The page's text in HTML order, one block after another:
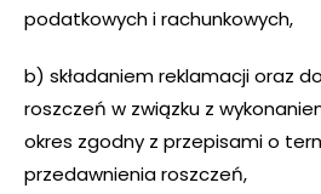
podatkowych i rachunkowych,
b) składaniem reklamacji oraz
roszczeń w związku z
okres zgodny z przepisami o
przedawnienia roszczeń,